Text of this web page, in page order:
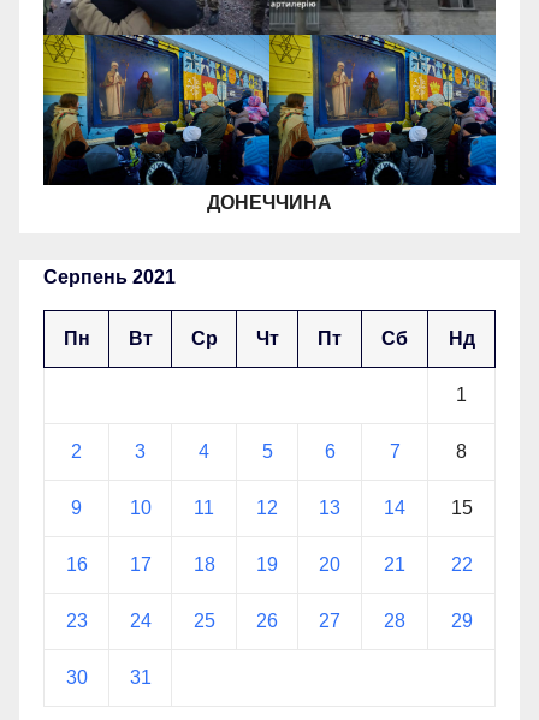
ДОНЕЧЧИНА
Серпень 2021
Пн Вт Ср Чт Пт Сб Нд
1
2 3 4 5 6 7 8
9 10 11 12 13 14 15
16 17 18 19 20 21 22
23 24 25 26 27 28 29
30 31